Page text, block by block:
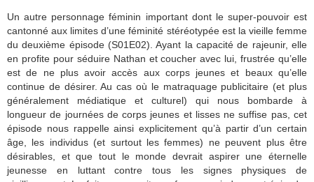
Un autre personnage féminin important dont le super-pouvoir est
cantonné aux limites d’une féminité stéréotypée est la vieille femme
du deuxième épisode (S01E02). Ayant la capacité de rajeunir, elle
en profite pour séduire Nathan et coucher avec lui, frustrée qu’elle
est de ne plus avoir accès aux corps jeunes et beaux qu’elle
continue de désirer. Au cas où le matraquage publicitaire (et plus
généralement médiatique et culturel) qui nous bombarde à
longueur de journées de corps jeunes et lisses ne suffise pas, cet
épisode nous rappelle ainsi explicitement qu’à partir d’un certain
âge, les individus (et surtout les femmes) ne peuvent plus être
désirables, et que tout le monde devrait aspirer une éternelle
jeunesse en luttant contre tous les signes physiques de